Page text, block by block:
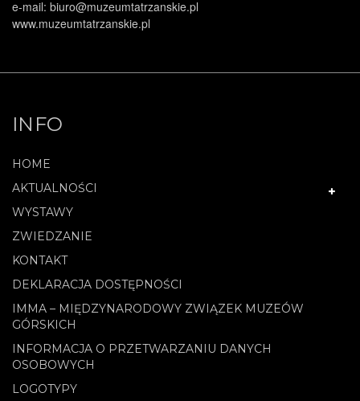
e-mail: biuro@muzeumtatrzanskie.pl
www.muzeumtatrzanskie.pl
INFO
HOME
AKTUALNOŚCI
WYSTAWY
ZWIEDZANIE
KONTAKT
DEKLARACJA DOSTĘPNOŚCI
IMMA – MIĘDZYNARODOWY ZWIĄZEK MUZEÓW
GÓRSKICH
INFORMACJA O PRZETWARZANIU DANYCH
OSOBOWYCH
LOGOTYPY